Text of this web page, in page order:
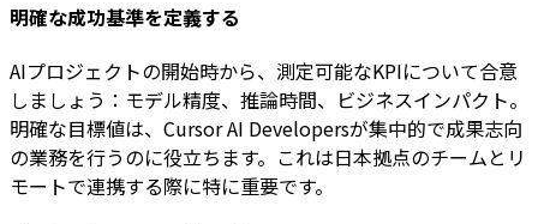
明確な成功基準を定義する
AIプロジェクトの開始時から、測定可能なKPIについて合意
しましょう：モデル精度、推論時間、ビジネスインパクト。
明確な目標値は、Cursor AI Developersが集中的で成果志向
の業務を行うのに役立ちます。これは日本拠点のチームとリ
モートで連携する際に特に重要です。